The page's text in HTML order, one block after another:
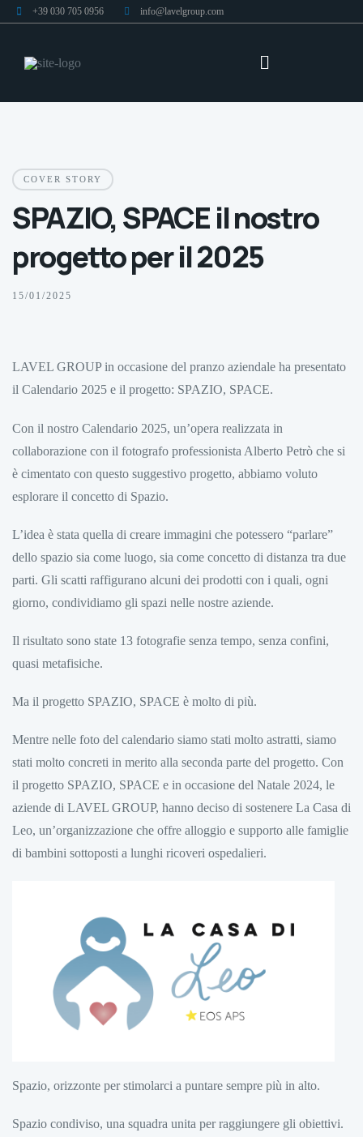
+39 030 705 0956 info@lavelgroup.com
COVER STORY
SPAZIO, SPACE il nostro
progetto per il 2025
15/01/2025
LAVEL GROUP in occasione del pranzo aziendale ha presentato
il Calendario 2025 e il progetto: SPAZIO, SPACE.
Con il nostro Calendario 2025, un’opera realizzata in
collaborazione con il fotografo professionista Alberto Petrò che si
è cimentato con questo suggestivo progetto, abbiamo voluto
esplorare il concetto di Spazio.
L’idea è stata quella di creare immagini che potessero “parlare”
dello spazio sia come luogo, sia come concetto di distanza tra due
parti. Gli scatti raffigurano alcuni dei prodotti con i quali, ogni
giorno, condividiamo gli spazi nelle nostre aziende.
Il risultato sono state 13 fotografie senza tempo, senza confini,
quasi metafisiche.
Ma il progetto SPAZIO, SPACE è molto di più.
Mentre nelle foto del calendario siamo stati molto astratti, siamo
stati molto concreti in merito alla seconda parte del progetto. Con
il progetto SPAZIO, SPACE e in occasione del Natale 2024, le
aziende di LAVEL GROUP, hanno deciso di sostenere La Casa di
Leo, un’organizzazione che offre alloggio e supporto alle famiglie
di bambini sottoposti a lunghi ricoveri ospedalieri.
Spazio, orizzonte per stimolarci a puntare sempre più in alto.
Spazio condiviso, una squadra unita per raggiungere gli obiettivi.